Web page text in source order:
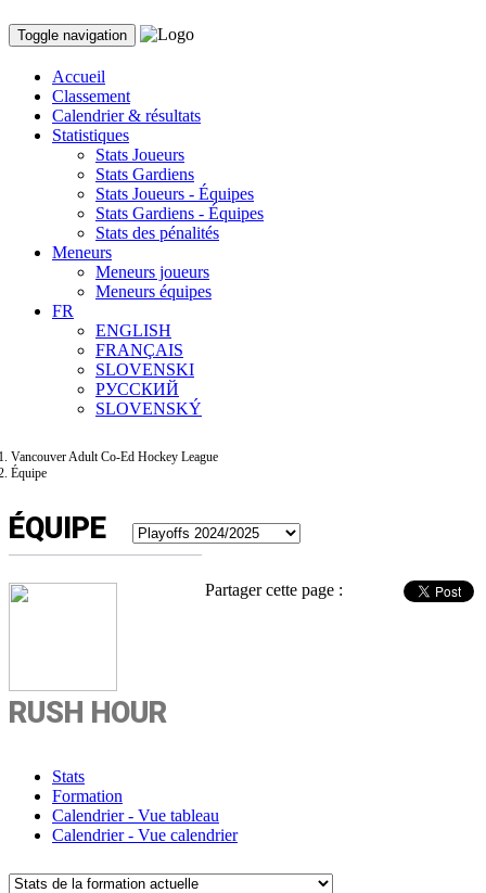
Toggle navigation
Accueil
Classement
Calendrier & résultats
Statistiques
Stats Joueurs
Stats Gardiens
Stats Joueurs - Équipes
Stats Gardiens - Équipes
Stats des pénalités
Meneurs
Meneurs joueurs
Meneurs équipes
FR
ENGLISH
FRANÇAIS
SLOVENSKI
РУССКИЙ
SLOVENSKÝ
Vancouver Adult Co-Ed Hockey League
Équipe
ÉQUIPE
Partager cette page :
RUSH HOUR
Stats
Formation
Calendrier - Vue tableau
Calendrier - Vue calendrier